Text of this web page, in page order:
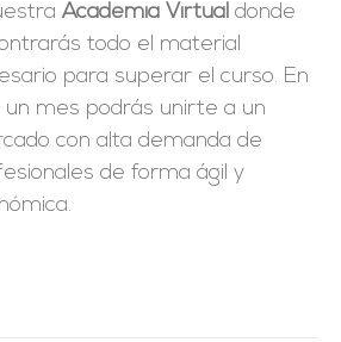
Academia Virtual donde
todo el material
para superar el curso. En
un mes podrás unirte a un
con alta demanda de
de forma ágil y